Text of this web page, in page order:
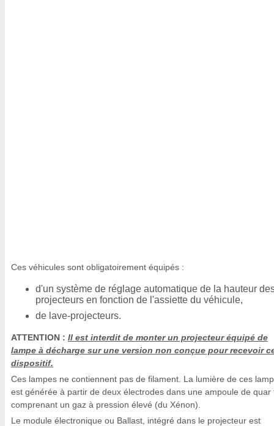
Ces véhicules sont obligatoirement équipés :
d'un système de réglage automatique de la hauteur
projecteurs en fonction de l'assiette du véhicule,
de lave-projecteurs.
ATTENTION : Il est interdit de monter un projecteur équipé de
lampe à décharge sur une version non conçue pour recevoir
dispositif.
Ces lampes ne contiennent pas de filament. La lumière de ces
est générée à partir de deux électrodes dans une ampoule de quar
comprenant un gaz à pression élevé (du Xénon).
Le module électronique ou Ballast, intégré dans le projecteur est